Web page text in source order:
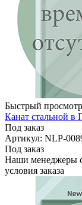
Быстрый просмотр
Канат стальной
Под заказ
Артикул: NLP-
Под заказ
Наши менеджеры
условия заказа